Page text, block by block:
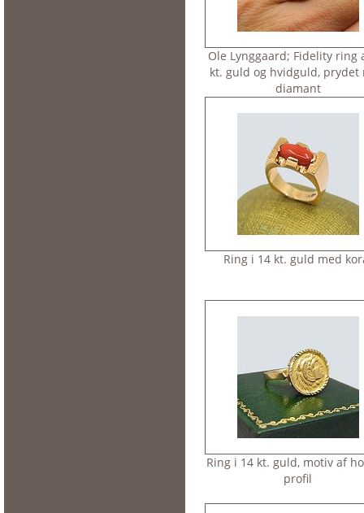
Ole Lynggaard; Fidelity ring
kt. guld og hvidguld, prydet
diamant
Ring i 14 kt. guld med
Ring i 14 kt. guld, motiv af
profil